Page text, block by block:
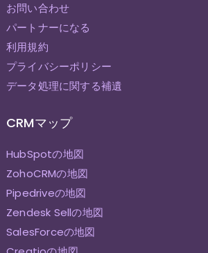
お問い合わせ
パートナーになる
利用規約
プライバシーポリシー
データ処理に関する補遺
CRMマップ
HubSpotの地図
ZohoCRMの地図
Pipedriveの地図
Zendesk Sellの地図
SalesForceの地図